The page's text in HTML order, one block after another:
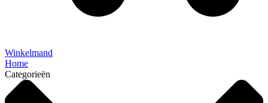
Winkelmand
Home
Categorieën